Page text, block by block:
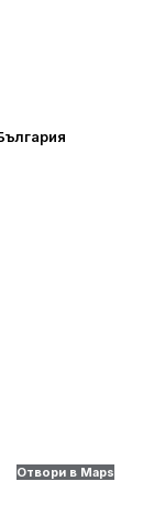
Отвори в Maps